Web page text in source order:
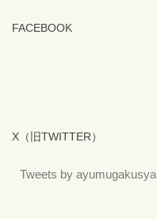
FACEBOOK
X（旧TWITTER）
Tweets by ayumugakusya